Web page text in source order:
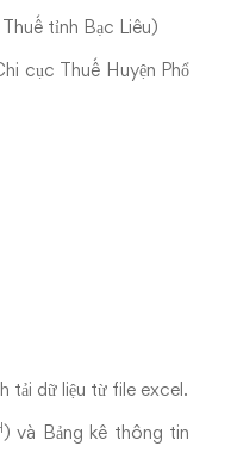
tỉnh Bạc Liêu)
cục Thuế Huyện Phổ
tải dữ liệu từ file excel.
) và Bảng kê thông tin